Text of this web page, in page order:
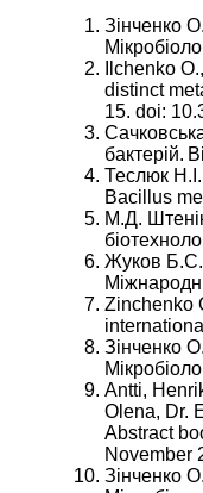
Зінченко
Ilchenko
distinct
15. doi:
бактерій.
Теслюк
Bacillus
М.Д.
Жуков
Zinchenko
Зінченко
Antti,
Olena, Dr.
Abstract
November
Зінченко